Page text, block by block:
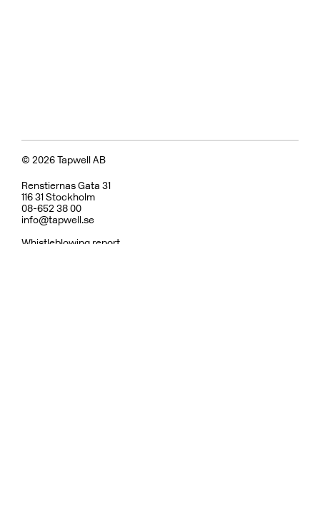
© 2026 Tapwell AB
Renstiernas Gata 31
116 31 Stockholm
08-652 38 00
info@tapwell.se
Whistleblowing report